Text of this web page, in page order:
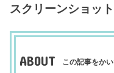
スクリーンショッ
ABOUT この記事をか